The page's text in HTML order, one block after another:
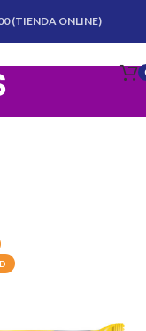
(TIENDA ONLINE)